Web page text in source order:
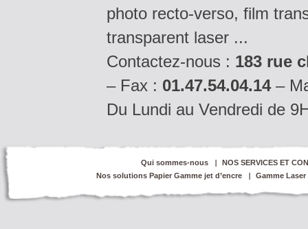
photo recto-verso, film
transparent laser ...
Contactez-nous : 183 rue
– Fax : 01.47.54.04.14–
Du Lundi au Vendredi de
Qui sommes-nous
NOS SERVICES ET
Nos solutions Papier Gamme jet d’encre
Gamme Laser